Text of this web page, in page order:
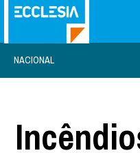
NACIONAL